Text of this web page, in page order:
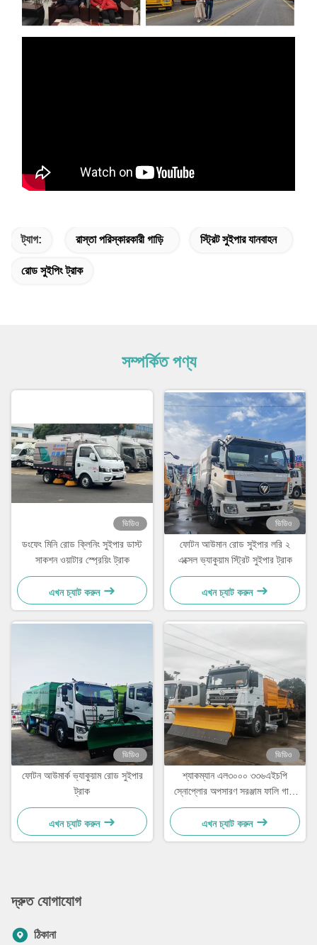
ট্যাগ: রাস্তা পরিস্কারকারী গাড়ি স্ট্রিট সুইপার যানবাহন
রোড সুইপিং ট্রাক
সম্পর্কিত পণ্য
ভিডিও
ডংফেং মিনি রোড ক্লিনিং সুইপার ডাস্ট
সাকশন ওয়াটার স্প্রেয়িং ট্রাক
এখন চ্যাট করুন
ভিডিও
ফোটন আউমান রোড সুইপার লরি ২
এক্সেল ভ্যাকুয়াম স্ট্রিট সুইপার ট্রাক
এখন চ্যাট করুন
ভিডিও
ফোটন আউমার্ক ভ্যাকুয়াম রোড সুইপার
ট্রাক
এখন চ্যাট করুন
ভিডিও
শ্যাকম্যান এল৩০০০ ৩৩৬এইচপি
স্নোপ্লোর অপসারণ সরঞ্জাম ফালি গাড়ি
তুষার ঝাড়ু ট্রাক
এখন চ্যাট করুন
দ্রুত যোগাযোগ
ঠিকানা